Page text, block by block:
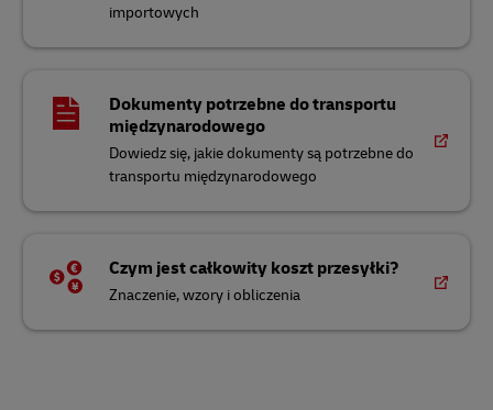
importowych
Dokumenty potrzebne do transportu
międzynarodowego
Dowiedz się, jakie dokumenty są potrzebne do
transportu międzynarodowego
Czym jest całkowity koszt przesyłki?
Znaczenie, wzory i obliczenia